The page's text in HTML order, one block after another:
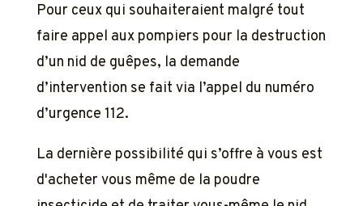
Pour ceux qui souhaiteraient malgré tout
faire appel aux pompiers pour la destruction
d’un nid de guêpes, la demande
d’intervention se fait via l’appel du numéro
d’urgence 112.
La dernière possibilité qui s’offre à vous est
d'acheter vous même de la poudre